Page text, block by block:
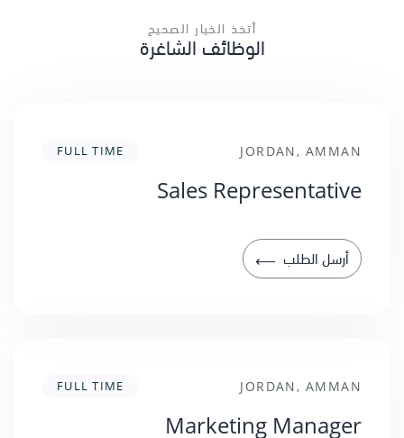
أتخذ الخيار الصحيح
الوظائف الشاغرة
JORDAN, AMMAN
FULL TIME
Sales Representative
أرسل الطلب ⟶
JORDAN, AMMAN
FULL TIME
Marketing Manager